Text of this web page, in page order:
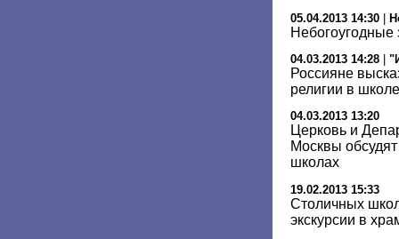
05.04.2013 14:30
Небогоугодные
04.03.2013 14:28
Россияне
религии в школе
04.03.2013 13:20
Церковь и
Москвы
школах
19.02.2013 15:33
Столичных
экскурсии в